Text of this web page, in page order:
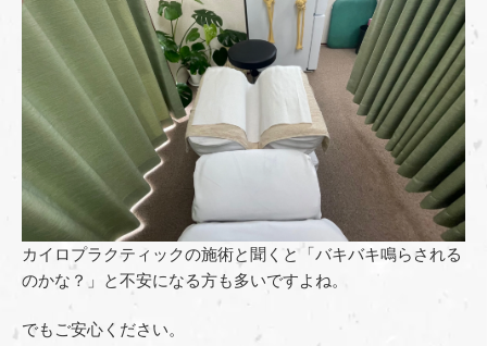
カイロプラクティックの施術と聞くと「バキバキ鳴らされる
のかな？」と不安になる方も多いですよね。
でもご安心ください。